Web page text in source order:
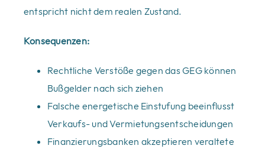
entspricht nicht dem realen Zustand.
Konsequenzen:
Rechtliche Verstöße gegen das GEG können
Bußgelder nach sich ziehen
Falsche energetische Einstufung beeinflusst
Verkaufs- und Vermietungsentscheidungen
Finanzierungsbanken akzeptieren veraltete